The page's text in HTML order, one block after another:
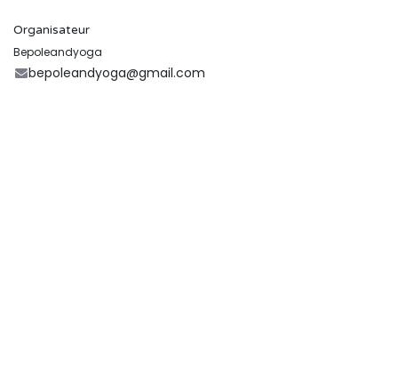
Organisateur
Bepoleandyoga
bepoleandyoga@gmail.com